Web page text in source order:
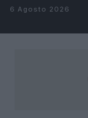
Salta al contenuto
6 Agosto 2026